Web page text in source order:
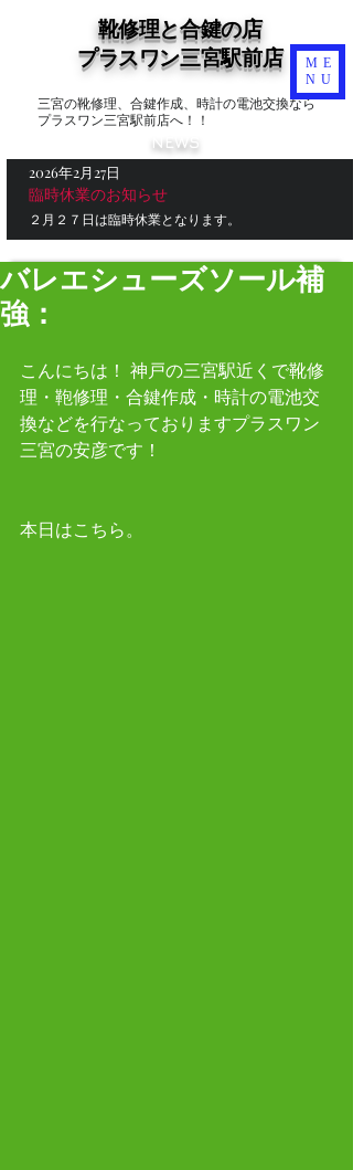
三宮の靴修理、合鍵作成、時計の電池交換なら
プラスワン三宮駅前店へ！！
NEWS
2026年2月27日
臨時休業のお知らせ
２月２７日は臨時休業となります。
靴修理と合鍵の店
​プラスワン三宮駅前店
ME
NU
バレエシューズソール補
強：
こんにちは！ 神戸の三宮駅近くで靴修
理・鞄修理・合鍵作成・時計の電池交
換などを行なっておりますプラスワン
三宮の安彦です！
本日はこちら。